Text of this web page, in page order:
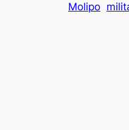
Molipo